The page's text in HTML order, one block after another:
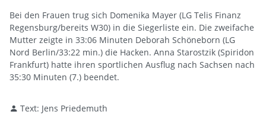
Bei den Frauen trug sich Domenika Mayer (LG Telis Finanz
Regensburg/bereits W30) in die Siegerliste ein. Die zweifache
Mutter zeigte in 33:06 Minuten Deborah Schöneborn (LG
Nord Berlin/33:22 min.) die Hacken. Anna Starostzik (Spiridon
Frankfurt) hatte ihren sportlichen Ausflug nach Sachsen nach
35:30 Minuten (7.) beendet.
Text: Jens Priedemuth